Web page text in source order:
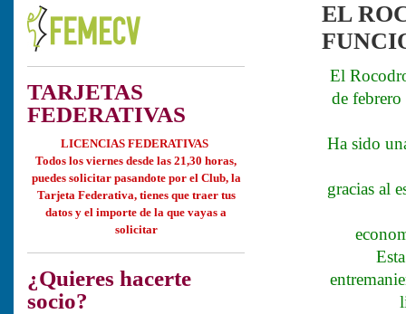
TARJETAS
FEDERATIVAS
LICENCIAS FEDERATIVAS
Todos los viernes desde las 21,30 horas,
puedes solicitar pasandote por el Club, la
Tarjeta Federativa, tienes que traer tus
datos y el importe de la que vayas a
solicitar
¿Quieres hacerte
socio?
EL
El
de
Ha sido
gracias al